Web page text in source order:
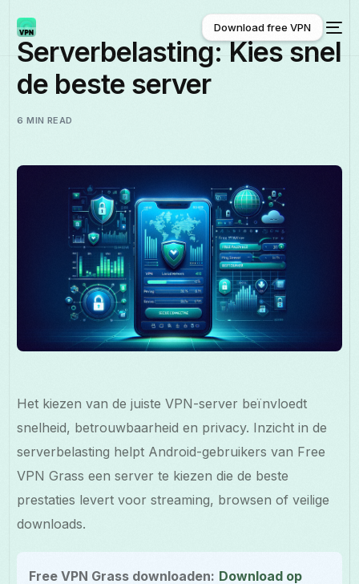
Nederlands
Download free VPN
Download free VPN
Serverbelasting: Kies snel
de beste server
6 MIN READ
Het kiezen van de juiste VPN-server beïnvloedt
snelheid, betrouwbaarheid en privacy. Inzicht in de
serverbelasting helpt Android-gebruikers van Free
VPN Grass een server te kiezen die de beste
prestaties levert voor streaming, browsen of veilige
downloads.
Free VPN Grass downloaden: Download op